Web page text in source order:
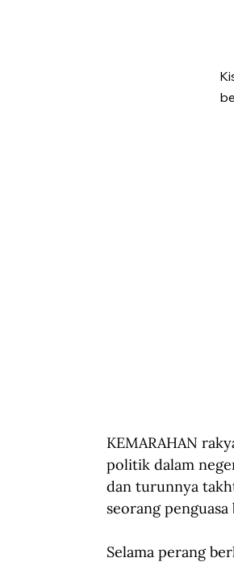
KEMARAHAN
politik dalam
dan turunnya
seorang
Selama perang